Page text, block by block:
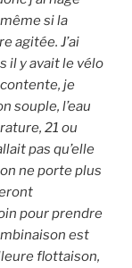
si la
agitée. J’ai
il y avait le vélo
je
souple, l’eau
21 ou
pas qu’elle
ne porte plus
pour prendre
est
flottaison,